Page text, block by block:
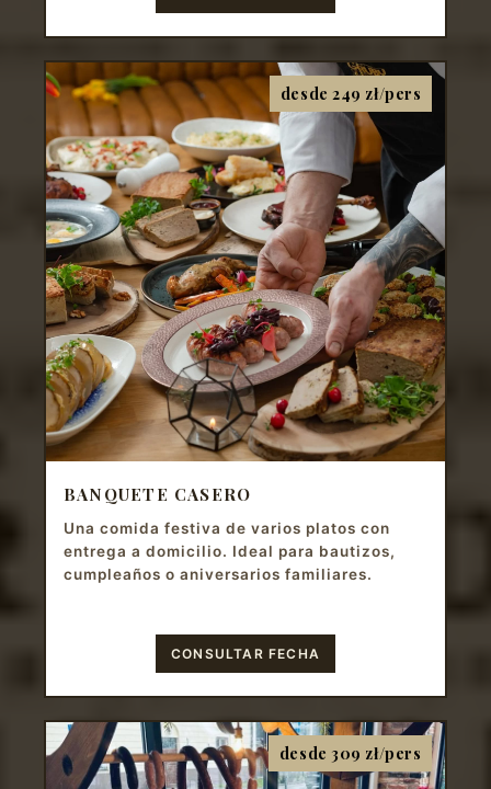
desde 249 zł/pers
BANQUETE CASERO
Una comida festiva de varios platos con
entrega a domicilio. Ideal para bautizos,
cumpleaños o aniversarios familiares.
CONSULTAR FECHA
desde 309 zł/pers